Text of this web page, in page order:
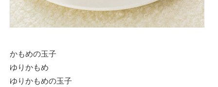
かもめの玉子
ゆりかもめ
ゆりかもめの玉子